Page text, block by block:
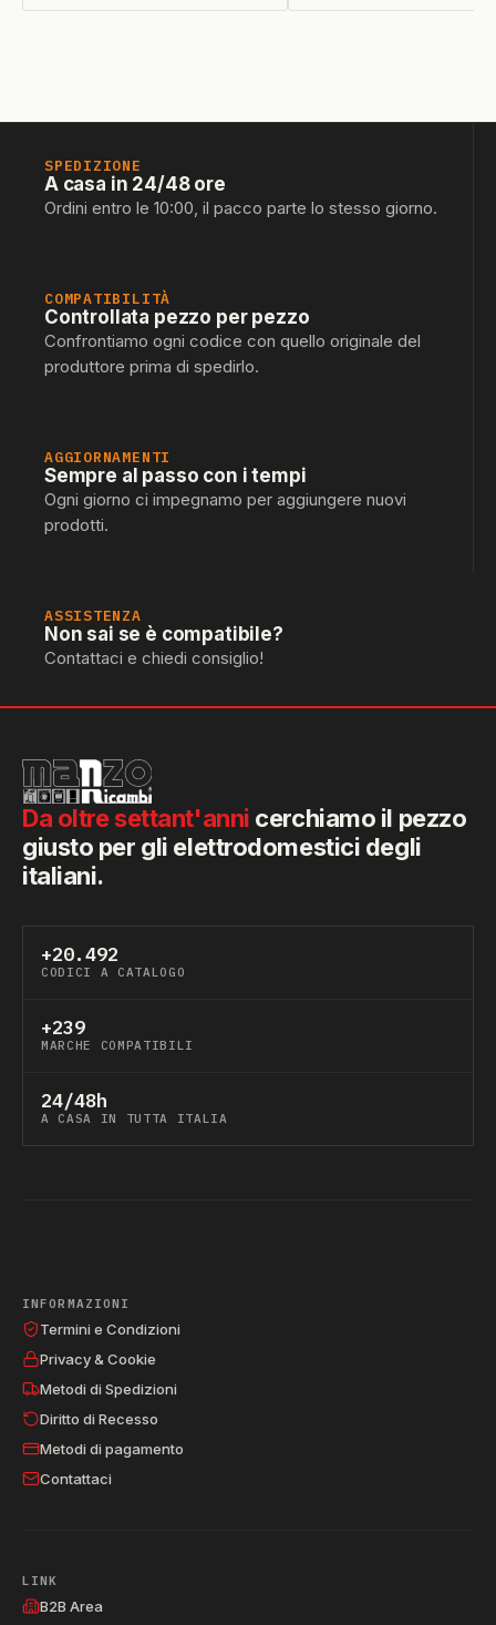
SPEDIZIONE
A casa in 24/48 ore
Ordini entro le 10:00, il pacco parte lo stesso giorno.
COMPATIBILITÀ
Controllata pezzo per pezzo
Confrontiamo ogni codice con quello originale del
produttore prima di spedirlo.
AGGIORNAMENTI
Sempre al passo con i tempi
Ogni giorno ci impegnamo per aggiungere nuovi
prodotti.
ASSISTENZA
Non sai se è compatibile?
Contattaci e chiedi consiglio!
Da oltre settant'anni cerchiamo il pezzo
giusto per gli elettrodomestici degli
italiani.
+20.492
CODICI A CATALOGO
+239
MARCHE COMPATIBILI
24/48h
A CASA IN TUTTA ITALIA
INFORMAZIONI
Termini e Condizioni
Privacy & Cookie
Metodi di Spedizioni
Diritto di Recesso
Metodi di pagamento
Contattaci
LINK
B2B Area